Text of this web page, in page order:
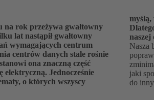
rok przeżywa gwałtowny
lat nastąpił gwałtowny
wymagających centrum
centrów danych stale rośnie
ona znaczną część
elektryczną. Jednocześnie
o których wszyscy
myślą,
efektywność energetyczną
naszej
Nasza
jaki
do